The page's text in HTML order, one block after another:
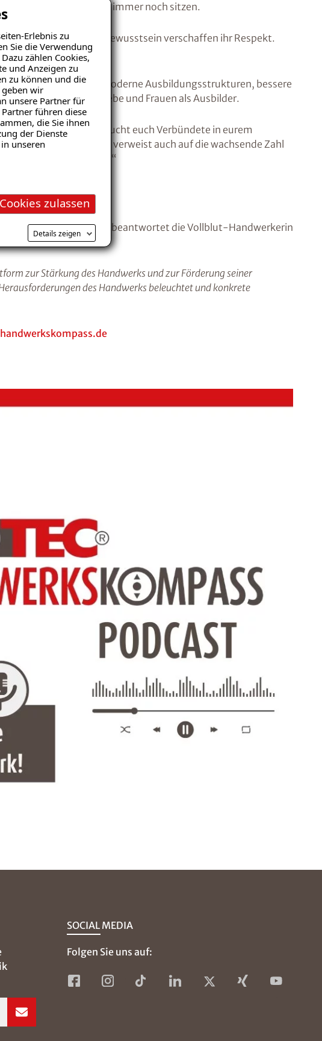
Erlebnis zu
Sie die Verwendung
zählen Cookies,
und Anzeigen zu
zu können und die
wir
unsere Partner für
führen diese
die Sie ihnen
der Dienste
unseren
zulassen
Details zeigen
wie tief Vorurteile immer noch sitzen.
und ihr Selbstbewusstsein verschaffen ihr Respekt.
den Unternehmen: moderne Ausbildungsstrukturen, bessere
geführte Betriebe und Frauen als Ausbilder.
euch nicht abhalten! Sucht euch Verbündete in eurem
zu euch passt.“ Sie verweist auch auf die wachsende Zahl
Azubi-Gruppen. “
nach zeigen sollte, beantwortet die Vollblut-Handwerkerin
zur Stärkung des Handwerks und zur Förderung seiner
des Handwerks beleuchtet und konkrete
SOCIAL MEDIA
Folgen Sie uns auf: